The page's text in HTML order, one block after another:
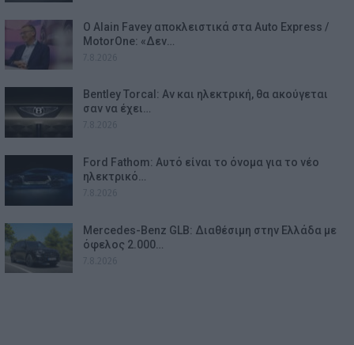
Ο Alain Favey αποκλειστικά στα Auto Express /
MotorOne: «Δεν…
Bentley Torcal: Αν και ηλεκτρική, θα ακούγεται
σαν να έχει…
Ford Fathom: Αυτό είναι το όνομα για το νέο
ηλεκτρικό…
Mercedes-Benz GLB: Διαθέσιμη στην Ελλάδα με
όφελος 2.000…